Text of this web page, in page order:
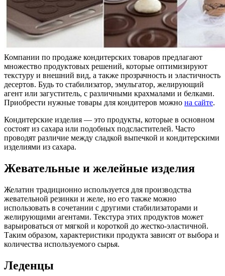
Компании по продаже кондитерских товаров предлагают
множество продуктовых решений, которые оптимизируют
текстуру и внешний вид, а также прозрачность и эластичность
десертов. Будь то стабилизатор, эмульгатор, желирующий
агент или загуститель, с различными крахмалами и белками.
Приобрести нужные товары для кондитеров можно на сайте.
Кондитерские изделия — это продукты, которые в основном
состоят из сахара или подобных подсластителей. Часто
проводят различие между сладкой выпечкой и кондитерскими
изделиями из сахара.
Жевательные и желейные изделия
Желатин традиционно используется для производства
жевательной резинки и желе, но его также можно
использовать в сочетании с другими стабилизаторами и
желирующими агентами. Текстура этих продуктов может
варьироваться от мягкой и короткой до жестко-эластичной.
Таким образом, характеристики продукта зависят от выбора и
количества используемого сырья.
Леденцы